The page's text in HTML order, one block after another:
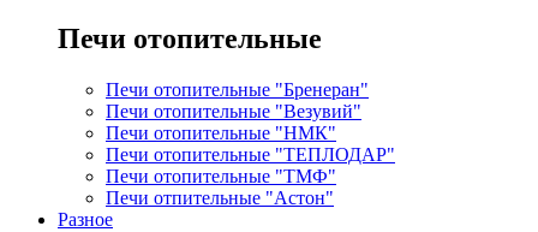
Печи отопительные
Печи отопительные "Бренеран"
Печи отопительные "Везувий"
Печи отопительные "НМК"
Печи отопительные "ТЕПЛОДАР"
Печи отопительные "ТМФ"
Печи отпительные "Астон"
Разное